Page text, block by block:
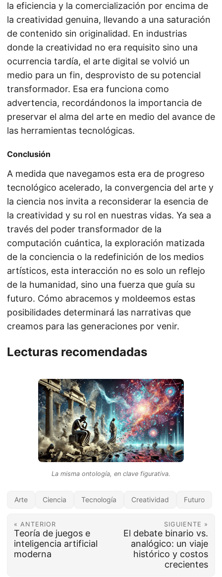
la eficiencia y la comercialización por encima de
la creatividad genuina, llevando a una saturación
de contenido sin originalidad. En industrias
donde la creatividad no era requisito sino una
ocurrencia tardía, el arte digital se volvió un
medio para un fin, desprovisto de su potencial
transformador. Esa era funciona como
advertencia, recordándonos la importancia de
preservar el alma del arte en medio del avance de
las herramientas tecnológicas.
Conclusión
A medida que navegamos esta era de progreso
tecnológico acelerado, la convergencia del arte y
la ciencia nos invita a reconsiderar la esencia de
la creatividad y su rol en nuestras vidas. Ya sea a
través del poder transformador de la
computación cuántica, la exploración matizada
de la conciencia o la redefinición de los medios
artísticos, esta interacción no es solo un reflejo
de la humanidad, sino una fuerza que guía su
futuro. Cómo abracemos y moldeemos estas
posibilidades determinará las narrativas que
creamos para las generaciones por venir.
Lecturas recomendadas
La misma ontología, en clave figurativa.
Arte Ciencia Tecnología Creatividad Futuro
« ANTERIOR
Teoría de juegos e
inteligencia artificial
moderna
SIGUIENTE »
El debate binario vs.
analógico: un viaje
histórico y costos
crecientes